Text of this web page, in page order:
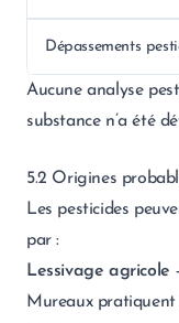
Dépassements
Aucune analyse
substance n’a été
5.2 Origines
Les pesticides
par :
Lessivage agricole
Mureaux pratiquent